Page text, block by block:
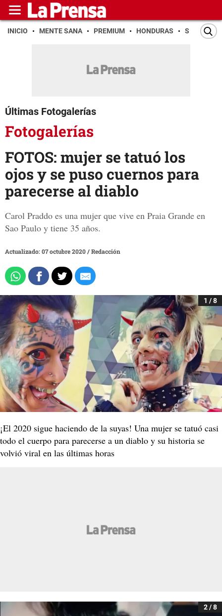
INICIO MENTE SANA PREMIUM HONDURAS SAN PEDRO
Últimas Fotogalerías
Fotogalerías
FOTOS: mujer se tatuó los
ojos y se puso cuernos para
parecerse al diablo
Carol Praddo es una mujer que vive en Praia Grande en
Sao Paulo y tiene 35 años.
Actualizado: 07 octubre 2020/Redacción
1 / 8
¡El 2020 sigue haciendo de la suyas! Una mujer se tatuó casi
todo el cuerpo para parecerse a un diablo y su historia se
volvió viral en las últimas horas
2 / 8